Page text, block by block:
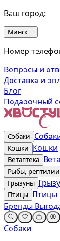
Ваш город:
Минск
Номер
Вопросы и
Доставка и
Блог
Подарочный
Собаки
Кошки Кошки
Ветаптека
Рыбы, рептилии
Грызуны
Птицы Птицы
Бренды
Собаки